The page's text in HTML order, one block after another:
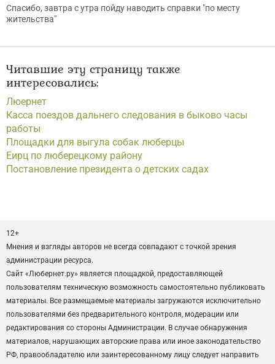
Спасибо, завтра с утра пойду наводить справки "по месту
жительства"
Читавшие эту страницу также
интересовались:
Люернет
Касса поездов дальнего следования в быково часы
работы
Площадки для выгула собак люберцы
Еирц по люберецкому району
Постановление президента о детских садах
12+
Мнения и взгляды авторов не всегда совпадают с точкой зрения
администрации ресурса.
Сайт «Любернет.ру» является площадкой, предоставляющей
пользователям техническую возможность самостоятельно публиковать
материалы. Все размещаемые материалы загружаются исключительно
пользователями без предварительного контроля, модерации или
редактирования со стороны Администрации. В случае обнаружения
материалов, нарушающих авторские права или иное законодательство
РФ, правообладателю или заинтересованному лицу следует направить